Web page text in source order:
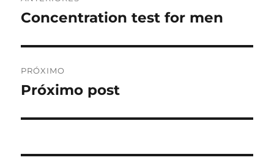
de
Post
Concentration test for men
PRÓXIMO
Próximo
Próximo post